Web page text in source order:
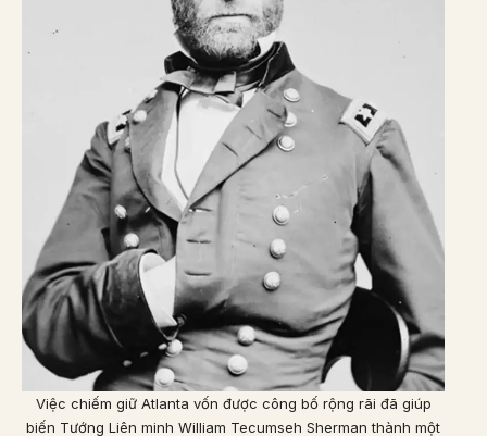
Việc chiếm giữ Atlanta vốn được công bố rộng rãi đã giúp
biến Tướng Liên minh William Tecumseh Sherman thành một